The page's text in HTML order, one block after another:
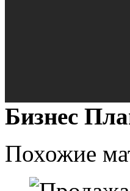
Бизнес
Похожие